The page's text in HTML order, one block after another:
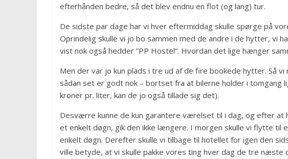
efterhånden bedre, så det blev endnu en flot (og lang) tur.
De sidste par dage har vi hver eftermiddag skulle spørge på
Oprindelig skulle vi jo bo sammen med de andre i de hytter, vi
vist nok også hedder ”PP Hostel”. Hvordan det lige hænger
Men der var jo kun plads i tre ud af de fire bookede hytter. Så
sådan set er godt nok – bortset fra at bilerne holder i tomgang
kroner pr. liter, kan de jo også tillade sig det).
Desværre kunne de kun garantere værelset til i dag, og efter at
et enkelt døgn, gik den ikke længere. I morgen skulle vi flytte til
enkelt døgn. Derefter skulle vi tilbage til hotellet for igen den
ville betyde, at vi skulle pakke vores ting hver dag de tre næste